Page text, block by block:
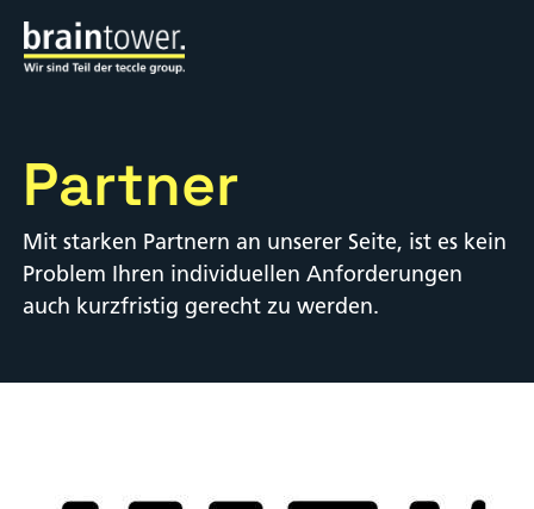
Partner
Mit starken Partnern an unserer Seite, ist es kein
Problem Ihren individuellen Anforderungen
auch kurzfristig gerecht zu werden.